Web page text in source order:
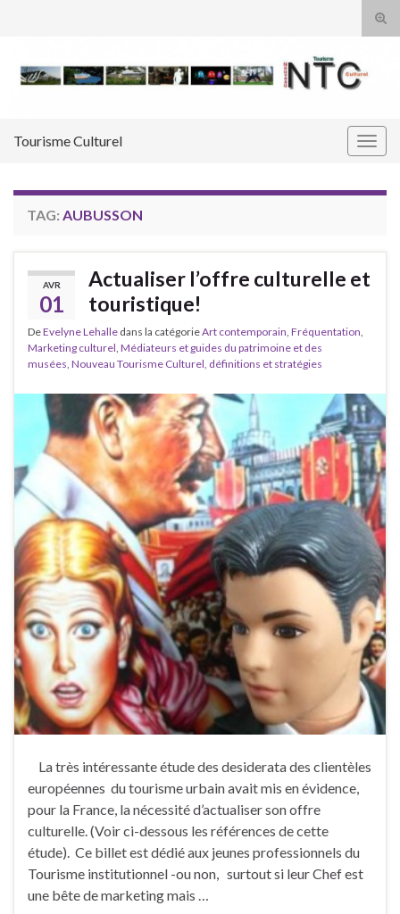
Tourisme Culturel
TAG: AUBUSSON
AVR
01
Actualiser l’offre culturelle et
touristique!
DeEvelyne Lehalle dans la catégorieArt contemporain, Fréquentation,
Marketing culturel, Médiateurs et guides du patrimoine et des
musées, Nouveau Tourisme Culturel, définitions et stratégies
La très intéressante étude des desiderata des clientèles
européennes du tourisme urbain avait mis en évidence,
pour la France, la nécessité d’actualiser son offre
culturelle. (Voir ci-dessous les références de cette
étude). Ce billet est dédié aux jeunes professionnels du
Tourisme institutionnel -ou non, surtout si leur Chef est
une bête de marketing mais …